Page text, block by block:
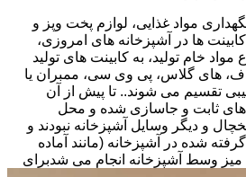
مواد غذایی، لوازم پخت وپز و
ها در آشپزخانه های امروزی،
مواد خام تولید، به کابینت های تولید
های گلاس، پی وی سی، ممبران یا
تقسیم می شوند.. تا پیش از آن
های ثابت و جاسازی شده و محل
و دیگر وسایل آشپزخانه نبودند و
شده در آشپزخانه (مانند آماده
میز وسط آشپزخانه انجام می شدبرای